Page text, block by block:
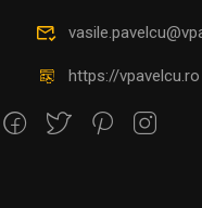
https://vpavelcu.ro